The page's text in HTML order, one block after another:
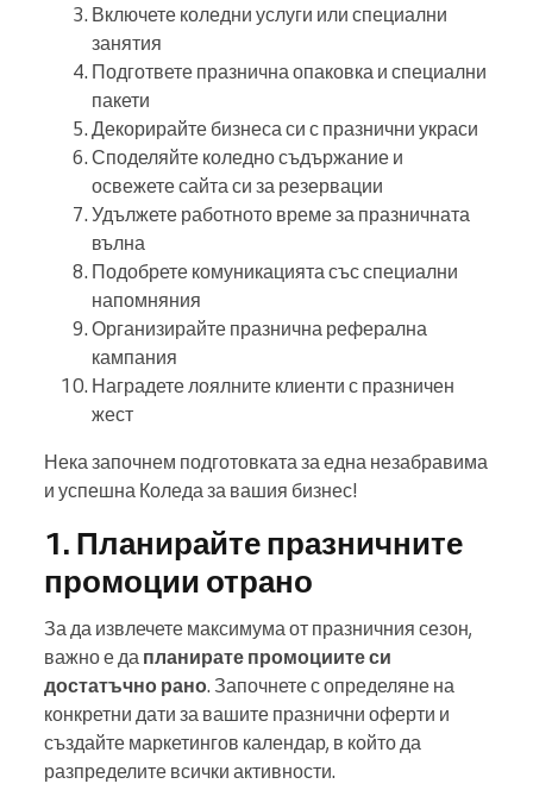
Включете коледни услуги или специални
занятия
Подгответе празнична опаковка и специални
пакети
Декорирайте бизнеса си с празнични украси
Споделяйте коледно съдържание и
освежете сайта си за резервации
Удължете работното време за празничната
вълна
Подобрете комуникацията със специални
напомняния
Организирайте празнична реферална
кампания
Наградете лоялните клиенти с празничен
жест
Нека започнем подготовката за една незабравима
и успешна Коледа за вашия бизнес!
1. Планирайте празничните
промоции отрано
За да извлечете максимума от празничния сезон,
важно е да планирате промоциите си
достатъчно рано. Започнете с определяне на
конкретни дати за вашите празнични оферти и
създайте маркетингов календар, в който да
разпределите всички активности.